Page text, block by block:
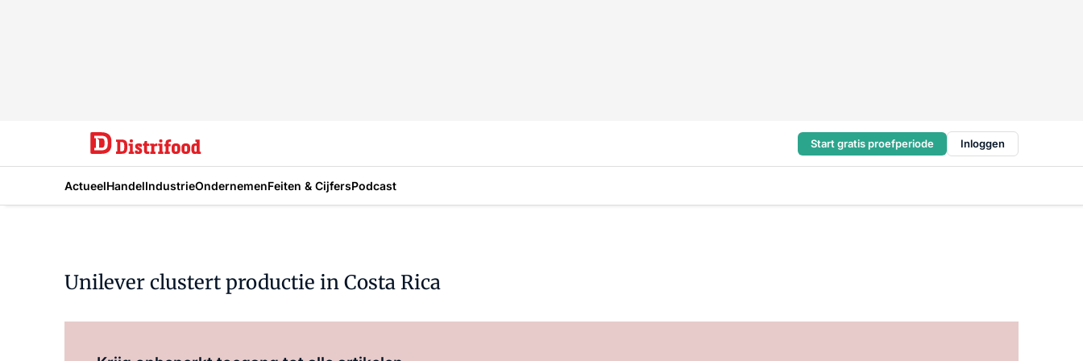
Start gratis proefperiode Inloggen
ActueelHandelIndustrieOndernemenFeiten & CijfersPodcast
Unilever clustert productie in Costa Rica